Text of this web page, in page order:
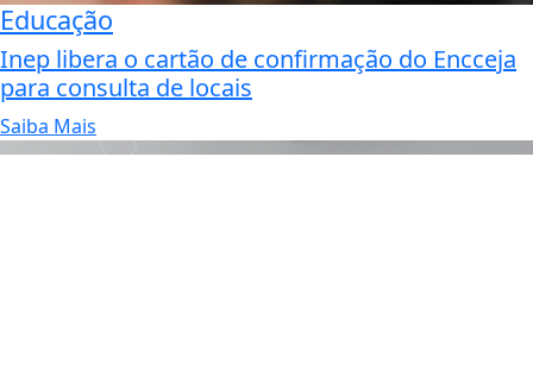
Educação
Inep libera o cartão de confirmação do Encceja
para consulta de locais
Saiba Mais